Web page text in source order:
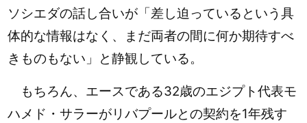
ソシエダの話し合いが「差し迫っているという具
体的な情報はなく、まだ両者の間に何か期待すべ
きものもない」と静観している。
もちろん、エースである32歳のエジプト代表モ
ハメド・サラーがリバプールとの契約を1年残す